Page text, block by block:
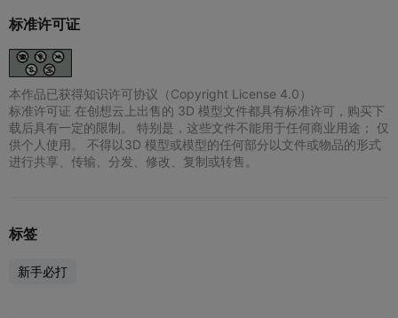
标准许可证
本作品已获得知识许可协议（Copyright License 4.0）
标准许可证 在创想云上出售的 3D 模型文件都具有标准许可，购买下
载后具有一定的限制。 特别是，这些文件不能用于任何商业用途； 仅
供个人使用。 不得以3D 模型或模型的任何部分以文件或物品的形式
进行共享、传输、分发、修改、复制或转售。
标签
新手必打